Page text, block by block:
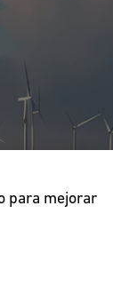
para mejorar